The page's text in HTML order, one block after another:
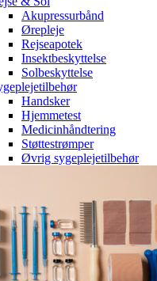
Akupressurbånd
Ørepleje
Rejseapotek
Insektbeskyttelse
Solbeskyttelse
Handsker
Hjemmetest
Medicinhåndtering
Støttestrømper
Øvrig sygeplejetilbehør